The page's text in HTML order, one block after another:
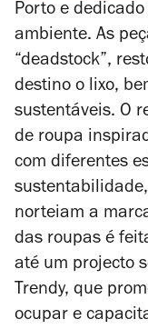
Porto e
ambiente. As
“deadstock”,
destino o lixo,
sustentáveis. O
de roupa
com diferentes
norteiam a
das roupas é
até um projecto
Trendy, que
ocupar e